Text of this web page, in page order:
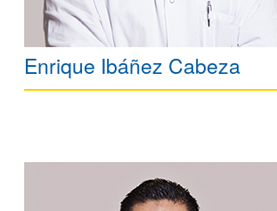
Enrique Ibáñez Cabeza